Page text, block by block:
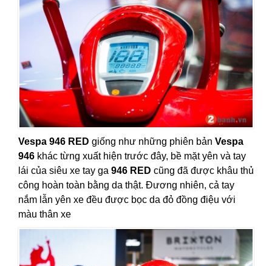
Vespa 946 RED giống như những phiên bản Vespa
946 khác từng xuất hiện trước đây, bề mặt yên và tay
lái của siêu xe tay ga 946 RED cũng đã được khâu thủ
công hoàn toàn bằng da thật. Đương nhiên, cả tay
nắm lẫn yên xe đều được bọc da đỏ đồng điệu với
màu thân xe